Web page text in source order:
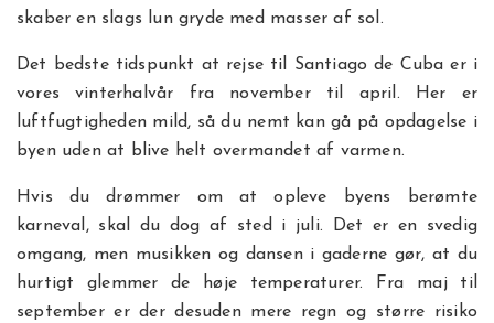
skaber en slags lun gryde med masser af sol.
Det bedste tidspunkt at rejse til Santiago de Cuba er i
vores vinterhalvår fra november til april. Her er
luftfugtigheden mild, så du nemt kan gå på opdagelse i
byen uden at blive helt overmandet af varmen.
Hvis du drømmer om at opleve byens berømte
karneval, skal du dog af sted i juli. Det er en svedig
omgang, men musikken og dansen i gaderne gør, at du
hurtigt glemmer de høje temperaturer. Fra maj til
september er der desuden mere regn og større risiko